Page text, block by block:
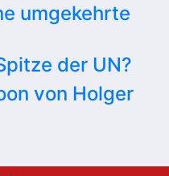
umgekehrte
der UN?
von Holger